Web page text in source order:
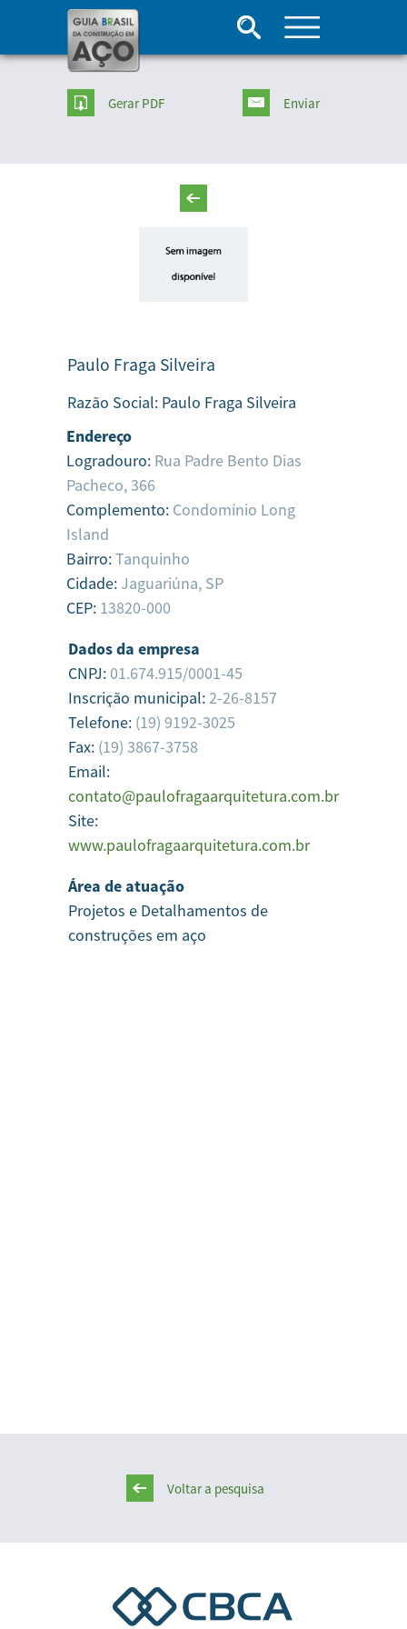
Gerar PDF Enviar
Paulo Fraga Silveira
Razão Social: Paulo Fraga Silveira
Endereço
Logradouro: Rua Padre Bento Dias
Pacheco, 366
Complemento: Condomínio Long
Island
Bairro:Tanquinho
Cidade: Jaguariúna, SP
CEP: 13820-000
Dados da empresa
CNPJ: 01.674.915/0001-45
Inscrição municipal:2-26-8157
Telefone: (19) 9192-3025
Fax: (19) 3867-3758
Email:
contato@paulofragaarquitetura.com.br
Site:
www.paulofragaarquitetura.com.br
Área de atuação
Projetos e Detalhamentos de
construções em aço
Voltar a pesquisa